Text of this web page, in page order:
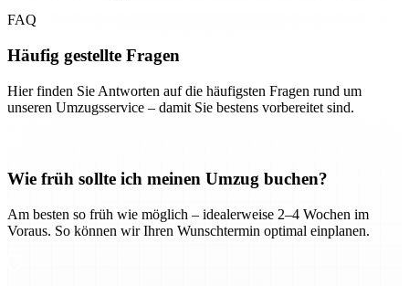
FAQ
Häufig gestellte Fragen
Hier finden Sie Antworten auf die häufigsten Fragen rund um
unseren Umzugsservice – damit Sie bestens vorbereitet sind.
Wie früh sollte ich meinen Umzug buchen?
Am besten so früh wie möglich – idealerweise 2–4 Wochen im
Voraus. So können wir Ihren Wunschtermin optimal einplanen.